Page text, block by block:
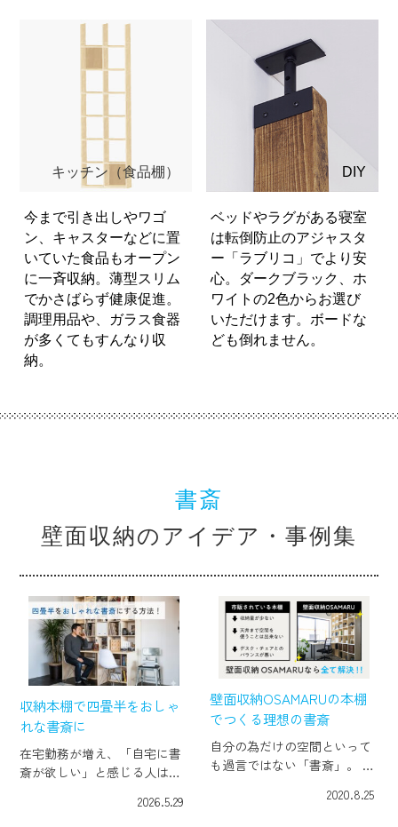
キッチン（食品棚）
今まで引き出しやワゴ
ン、キャスターなどに置
いていた食品もオープン
に一斉収納。薄型スリム
でかさばらず健康促進。
調理用品や、ガラス食器
が多くてもすんなり収
納。
DIY
ベッドやラグがある寝室
は転倒防止のアジャスタ
ー「ラブリコ」でより安
心。ダークブラック、ホ
ワイトの2色からお選び
いただけます。ボードな
ども倒れません。
書斎
壁面収納のアイデア・事例集
収納本棚で四畳半をおしゃ
れな書斎に
在宅勤務が増え、「自宅に書
斎が欲しい」と感じる人は多
くスペースを確保するのは意
2026.5.29
壁面収納OSAMARUの本棚
でつくる理想の書斎
自分の為だけの空間といって
も過言ではない「書斎」。 リ
屋は「家族がどう使うか」を
2020.8.25